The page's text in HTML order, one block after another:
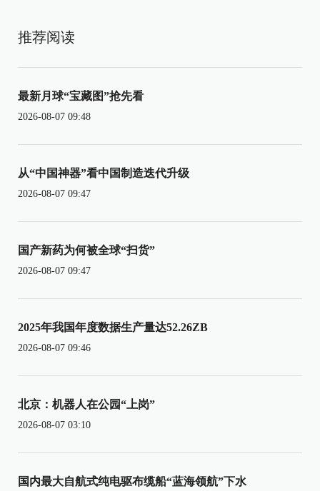
推荐阅读
最新月球“宝藏图”抢先看
2026-08-07 09:48
从“中国神器”看中国制造迭代升级
2026-08-07 09:47
国产新药为何被全球“扫货”
2026-08-07 09:47
2025年我国年度数据生产量达52.26ZB
2026-08-07 09:46
北京：机器人在公园“上岗”
2026-08-07 03:10
国内最大自航式纯电驱布缆船“蓝海领航”下水